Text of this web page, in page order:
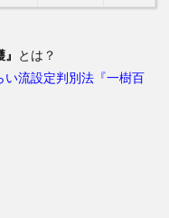
とは？
い流設定判別法『一樹百